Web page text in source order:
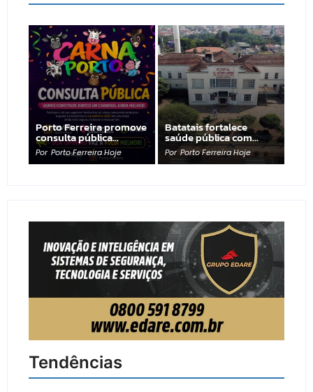
Porto Ferreira promove
consulta pública…
Por Porto Ferreira Hoje
Batatais fortalece
saúde pública com…
Por Porto Ferreira Hoje
Tendências